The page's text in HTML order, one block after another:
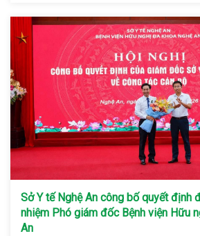
Sở Y tế Nghệ An công bố quyết định
nhiệm Phó giám đốc Bệnh viện Hữu
An